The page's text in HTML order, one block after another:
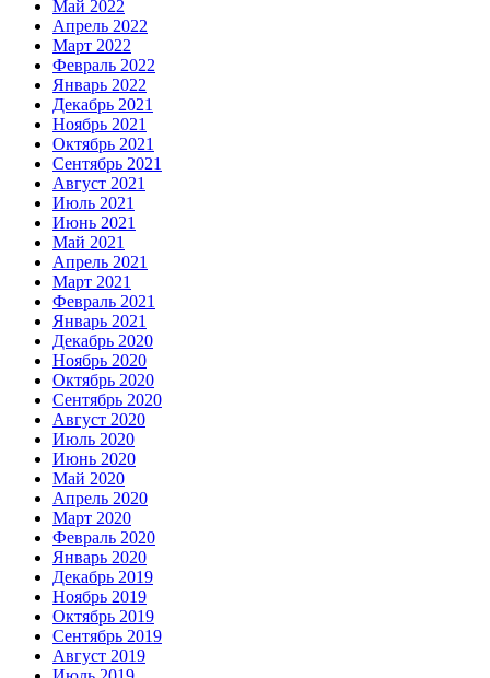
Май 2022
Апрель 2022
Март 2022
Февраль 2022
Январь 2022
Декабрь 2021
Ноябрь 2021
Октябрь 2021
Сентябрь 2021
Август 2021
Июль 2021
Июнь 2021
Май 2021
Апрель 2021
Март 2021
Февраль 2021
Январь 2021
Декабрь 2020
Ноябрь 2020
Октябрь 2020
Сентябрь 2020
Август 2020
Июль 2020
Июнь 2020
Май 2020
Апрель 2020
Март 2020
Февраль 2020
Январь 2020
Декабрь 2019
Ноябрь 2019
Октябрь 2019
Сентябрь 2019
Август 2019